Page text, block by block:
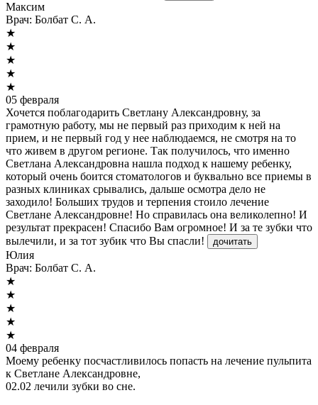
Максим
Врач: Болбат С. А.
★
★
★
★
★
05 февраля
Хочется поблагодарить Светлану Александровну, за
грамотную работу, мы не первый раз приходим к ней на
прием, и не первый год у нее наблюдаемся, не смотря на то
что живем в другом регионе. Так получилось, что именно
Светлана Александровна нашла подход к нашему ребенку,
который очень боится стоматологов и буквально все приемы в
разных клиниках срывались, дальше осмотра дело не
заходило! Больших трудов и терпения стоило лечение
Светлане Александровне! Но справилась она великолепно! И
результат прекрасен! Спасибо Вам огромное! И за те зубки что
вылечили, и за тот зубик что Вы спасли!
дочитать
Юлия
Врач: Болбат С. А.
★
★
★
★
★
04 февраля
Моему ребенку посчастливилось попасть на лечение пульпита
к Светлане Александровне,
02.02 лечили зубки во сне.